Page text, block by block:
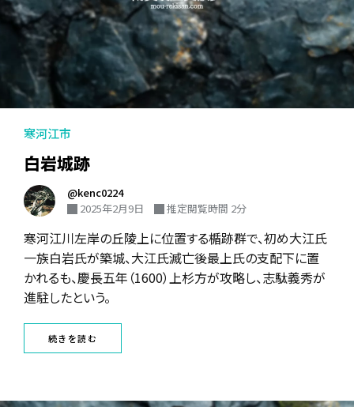
寒河江市
白岩城跡
@kenc0224
2025年2月9日
推定閲覧時間 2分
寒河江川左岸の丘陵上に位置する楯跡群で、初め大江氏
一族白岩氏が築城、大江氏滅亡後最上氏の支配下に置
かれるも、慶長五年（1600）上杉方が攻略し、志駄義秀が
進駐したという。
続きを読む